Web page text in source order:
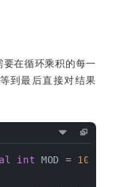
在循环乘积的每一
到最后直接对结果
int MOD =